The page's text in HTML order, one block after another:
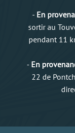
- En
sortir au
pendant 11
- En
22 de